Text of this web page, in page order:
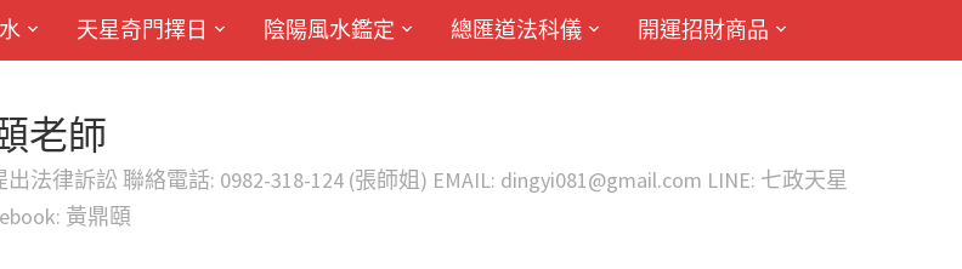
天星奇門擇日 陰陽風水鑑定 總匯道法科儀 開運招財商品
老師
律訴訟 聯絡電話: 0982-318-124 (張師姐) EMAIL: dingyi081@gmail.com LINE: 七政天星
黃鼎頤